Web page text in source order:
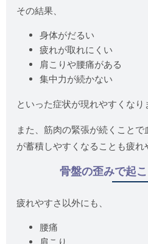
その結果、
身体がだるい
疲れが取れにくい
肩こりや腰痛がある
集中力が続かない
といった症状が現れやすくなり
また、筋肉の緊張が続くこと
が蓄積しやすくなることも疲れ
骨盤の歪みで起
疲れやすさ以外にも、
腰痛